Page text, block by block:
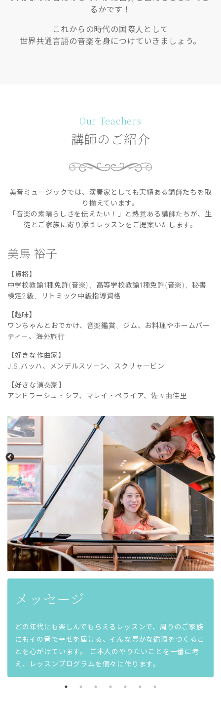
るかです！
これからの時代の国際人として
世界共通言語の音楽を身につけていきましょう。
Our Teachers
講師のご紹介
美音ミュージックでは、演奏家としても実績ある講師たちを取
り揃えています。
「音楽の素晴らしさを伝えたい！」と熱意ある講師たちが、生
徒とご家族に寄り添うレッスンをご提案いたします。
美馬 裕子
【資格】
中学校教諭1種免許(音楽)、高等学校教諭1種免許(音楽)、秘書
検定2級、リトミック中級指導資格
【趣味】
ワンちゃんとおでかけ、音楽鑑賞、ジム、お料理やホームパー
ティー、海外旅行
【好きな作曲家】
J.S.バッハ、メンデルスゾーン、スクリャービン
【好きな演奏家】
アンドラーシュ・シフ、マレイ・ペライア、佐々由佳里
メッセージ
どの年代にも楽しんでもらえるレッスンで、周りのご家族
にもその音で幸せを届ける、そんな豊かな循環をつくるこ
とを心がけています。 ご本人のやりたいことを一番に考
え、レッスンプログラムを個々に作ります。